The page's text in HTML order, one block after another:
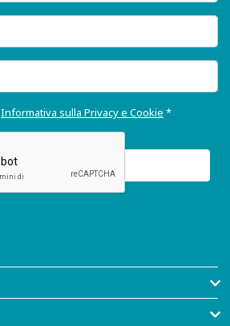
Informativa sulla Privacy e Cookie *